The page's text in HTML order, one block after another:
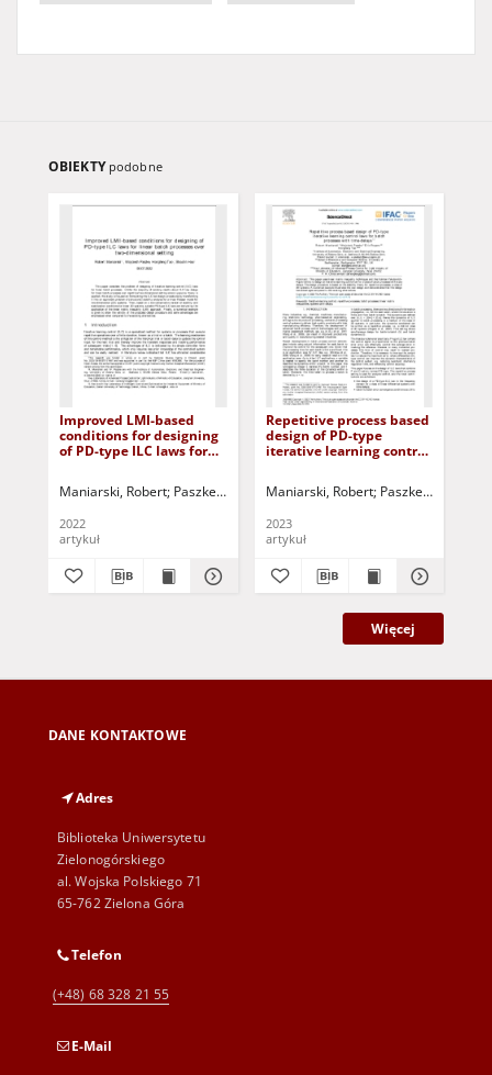
OBIEKTY podobne
Improved LMI-based
conditions for designing
of PD-type ILC laws for
setting
Maniarski, Robert Paszke, Wojciech (1975- ) Tao, Hongfeng Hao,
2022
artykuł
Repetitive process based
design of PD-type
iterative learning control
Maniarski, Robert Paszke, Wojciech
2023
artykuł
Więcej
DANE KONTAKTOWE
Adres
Biblioteka Uniwersytetu
Zielonogórskiego
al. Wojska Polskiego 71
65-762 Zielona Góra
Telefon
(+48) 68 328 21 55
E-Mail